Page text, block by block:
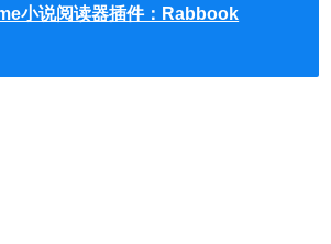
已经添加的小说列表进行扫描操作，通
就可以发现哪些小说是已经更新的了，
小说阅读器插件：Rabbook